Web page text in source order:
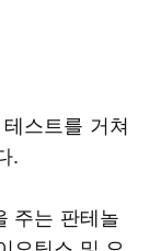
스트를 거쳐
.
주는 판테놀